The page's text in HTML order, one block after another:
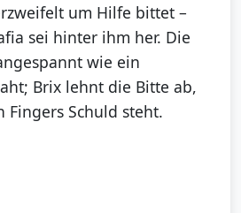
um Hilfe bittet –
sei hinter ihm her. Die
wie ein
Brix lehnt die Bitte ab,
Schuld steht.